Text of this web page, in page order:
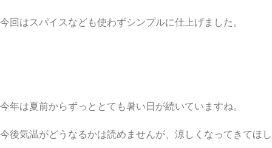
今回はスパイスなども使わずシンプルに仕上げました。
今年は夏前からずっととても暑い日が続いていますね。
今後気温がどうなるかは読めませんが、涼しくなってきてほし